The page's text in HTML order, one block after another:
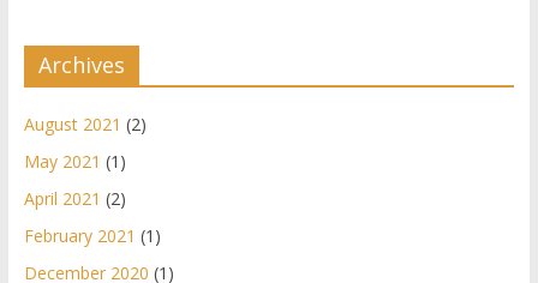
Archives
August 2021 (2)
May 2021 (1)
April 2021 (2)
February 2021 (1)
December 2020 (1)